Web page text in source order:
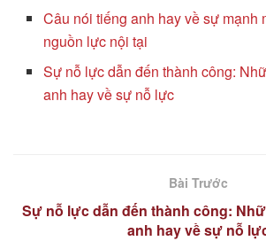
Câu nói tiếng anh hay về sự mạnh
nguồn lực nội tại
Sự nỗ lực dẫn đến thành công:
anh hay về sự nỗ lực
Bài Trước
Sự nỗ lực dẫn đến thành công:
anh hay về sự nỗ